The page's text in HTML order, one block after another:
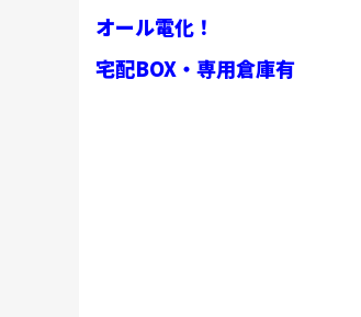
オール電化！
宅配BOX・専用倉庫有